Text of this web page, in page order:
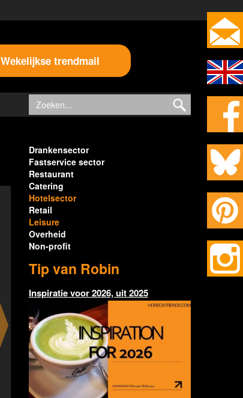
Wekelijkse trendmail
Drankensector
Fastservice sector
Restaurant
Catering
Hotelsector
Retail
Leisure
Overheid
Non-profit
Tip van Robin
Inspiratie voor 2026, uit 2025